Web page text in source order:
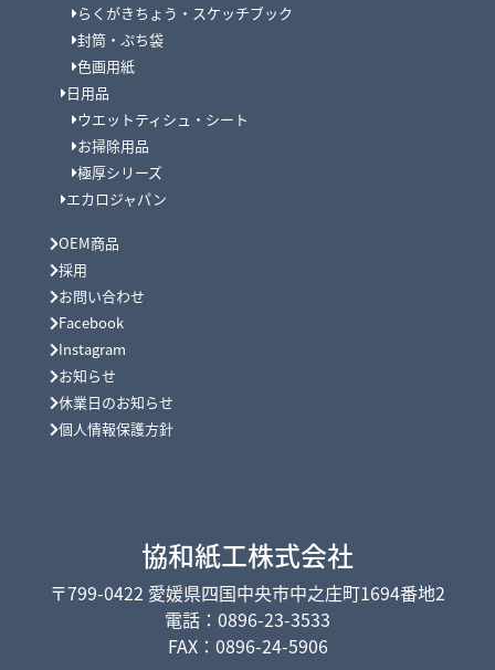
らくがきちょう・スケッチブック
封筒・ぷち袋
色画用紙
日用品
ウエットティシュ・シート
お掃除用品
極厚シリーズ
エカロジャパン
OEM商品
採用
お問い合わせ
Facebook
Instagram
お知らせ
休業日のお知らせ
個人情報保護方針
協和紙工株式会社
〒799-0422 愛媛県四国中央市中之庄町1694番地2
電話：0896-23-3533
FAX：0896-24-5906